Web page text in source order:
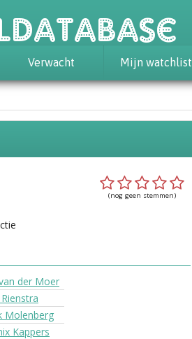
Verwacht Mijn watchlist
(nog geen stemmen)
der Moer
Molenberg
Kappers